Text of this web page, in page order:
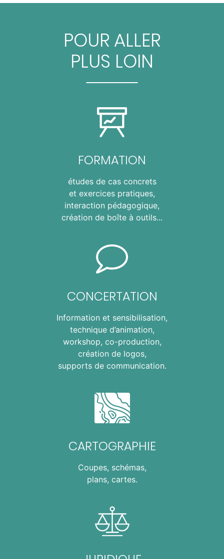
POUR ALLER
PLUS LOIN
FORMATION
études de cas concrets
et exercices pratiques,
interaction pédagogique,
création de boîte à outils...
CONCERTATION
Information et sensibilisation,
technique d’animation,
workshop, co-production,
création de logos,
supports de communication.
CARTOGRAPHIE
Coupes, schémas,
plans, cartes.